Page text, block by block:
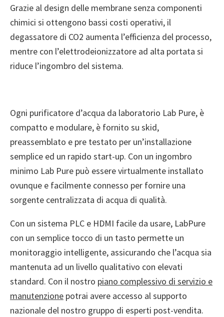
Grazie al design delle membrane senza componenti
chimici si ottengono bassi costi operativi, il
degassatore di CO2 aumenta l’efficienza del processo,
mentre con l’elettrodeionizzatore ad alta portata si
riduce l’ingombro del sistema.
Ogni purificatore d’acqua da laboratorio Lab Pure, è
compatto e modulare, è fornito su skid,
preassemblato e pre testato per un’installazione
semplice ed un rapido start-up. Con un ingombro
minimo Lab Pure può essere virtualmente installato
ovunque e facilmente connesso per fornire una
sorgente centralizzata di acqua di qualità.
Con un sistema PLC e HDMI facile da usare, LabPure
con un semplice tocco di un tasto permette un
monitoraggio intelligente, assicurando che l’acqua sia
mantenuta ad un livello qualitativo con elevati
standard. Con il nostro piano complessivo di servizio e
manutenzione potrai avere accesso al supporto
nazionale del nostro gruppo di esperti post-vendita.